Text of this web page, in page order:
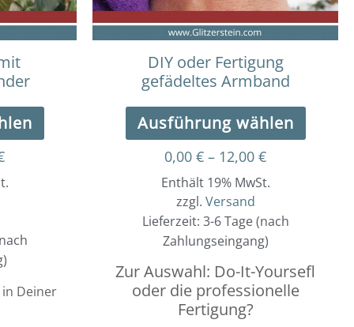
können
auf
werden
Deiner
DIY oder Fertigung
gefädeltes Armband
Ausführung wählen
auf
0,00 € – 12,00 €
Enthält 19% MwSt.
zzgl. Versand
Lieferzeit: 3-6 Tage (nach
Zahlungseingang)
Zur Auswahl: Do-It-Yoursefl
oder die professionelle
Fertigung?